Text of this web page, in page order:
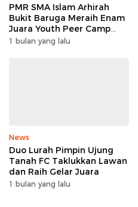
PMR SMA Islam Arhirah
Bukit Baruga Meraih Enam
Juara Youth Peer Camp
2026
1 bulan yang lalu
News
Duo Lurah Pimpin Ujung
Tanah FC Taklukkan Lawan
dan Raih Gelar Juara
1 bulan yang lalu